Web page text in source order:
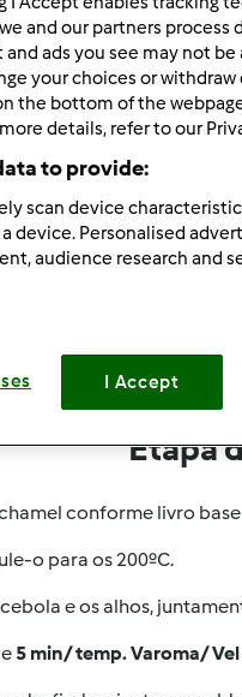
dose/s
6dose/s
Fácil
Etapa
conforme livro base
o para os 200ºC.
e os alhos,
5 min/ temp. Varoma/ Vel
and our partners process
ads you see may not
your choices or
the bottom of the
details, refer to our
to provide:
scan device
device. Personalised
audience research and
I Accept